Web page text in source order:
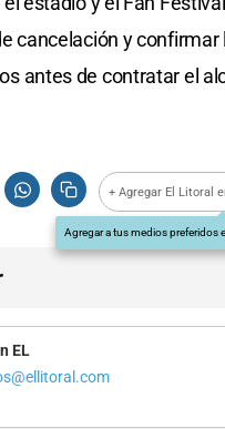
cancelación y
antes de contratar el
+ Agregar El Litoral
Agregar a tus medios preferidos
EL